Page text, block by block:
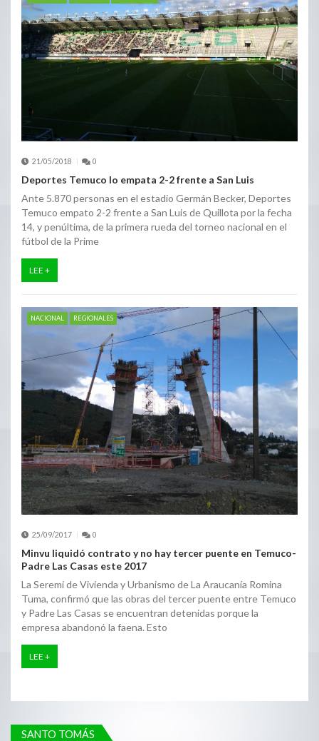
21/05/2018 0
Deportes Temuco lo empata 2-2 frente a San Luis
Ante 5.870 personas en el estadio Germán Becker, Deportes
Temuco empato 2-2 frente a San Luis de Quillota por la fecha
14, y penúltima, de la primera rueda del torneo nacional en el
fútbol de la Prime
LEE +
NACIONAL REGIONALES
25/09/2017 0
Minvu liquidó contrato y no hay tercer puente en Temuco-
Padre Las Casas este 2017
La Seremi de Vivienda y Urbanismo de La Araucanía Romina
Tuma, confirmó que las obras del tercer puente entre Temuco
y Padre Las Casas se encuentran detenidas porque la
empresa abandonó la faena. Esto
LEE +
SANTO TOMÁS